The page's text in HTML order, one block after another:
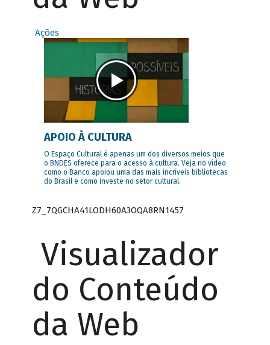
Ações
APOIO À CULTURA
O Espaço Cultural é apenas um dos diversos meios que
o BNDES oferece para o acesso à cultura. Veja no vídeo
como o Banco apoiou uma das mais incríveis bibliotecas
do Brasil e como investe no setor cultural.
Z7_7QGCHA41LODH60A3OQA8RN1457
Visualizador
do Conteúdo
da Web